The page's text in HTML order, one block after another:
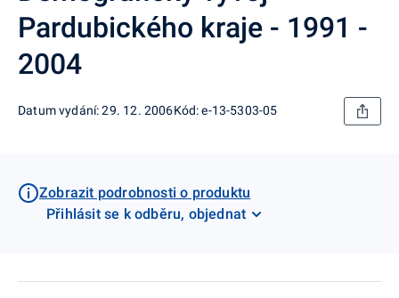
Pardubického kraje - 1991 -
2004
Datum vydání: 29. 12. 2006Kód: e-13-5303-05
Zobrazit podrobnosti o produktu
Přihlásit se k odběru, objednat